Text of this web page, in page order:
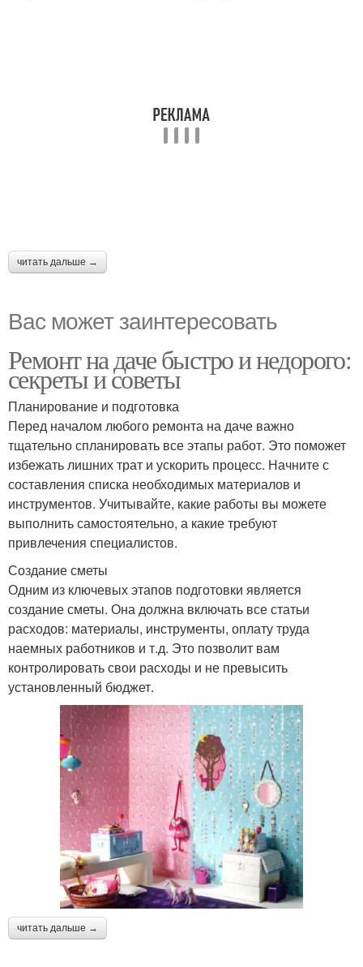
читать дальше →
Вас может заинтересовать
Ремонт на даче быстро и недорого:
секреты и советы
Планирование и подготовка
Перед началом любого ремонта на даче важно
тщательно спланировать все этапы работ. Это поможет
избежать лишних трат и ускорить процесс. Начните с
составления списка необходимых материалов и
инструментов. Учитывайте, какие работы вы можете
выполнить самостоятельно, а какие требуют
привлечения специалистов.
Создание сметы
Одним из ключевых этапов подготовки является
создание сметы. Она должна включать все статьи
расходов: материалы, инструменты, оплату труда
наемных работников и т.д. Это позволит вам
контролировать свои расходы и не превысить
установленный бюджет.
читать дальше →